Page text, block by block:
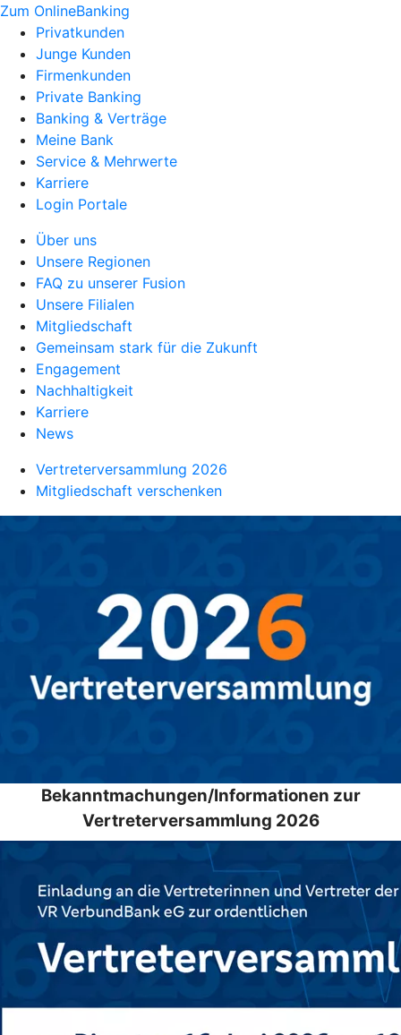
Zum OnlineBanking
Privatkunden
Junge Kunden
Firmenkunden
Private Banking
Banking & Verträge
Meine Bank
Service & Mehrwerte
Karriere
Login Portale
Über uns
Unsere Regionen
FAQ zu unserer Fusion
Unsere Filialen
Mitgliedschaft
Gemeinsam stark für die Zukunft
Engagement
Nachhaltigkeit
Karriere
News
Vertreterversammlung 2026
Mitgliedschaft verschenken
Bekanntmachungen/Informationen zur
Vertreterversammlung 2026